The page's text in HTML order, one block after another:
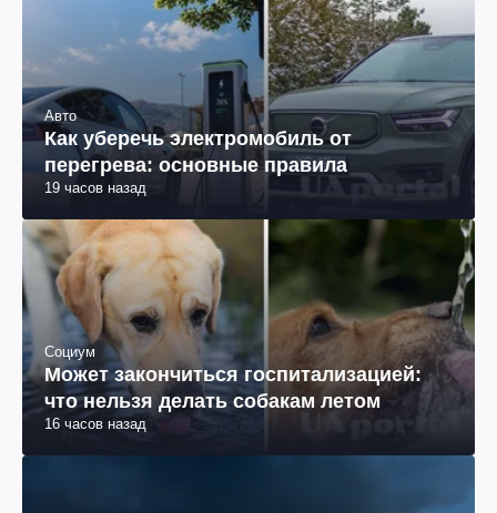
Авто
Как уберечь электромобиль от
перегрева: основные правила
19 часов назад
Социум
Может закончиться госпитализацией:
что нельзя делать собакам летом
16 часов назад